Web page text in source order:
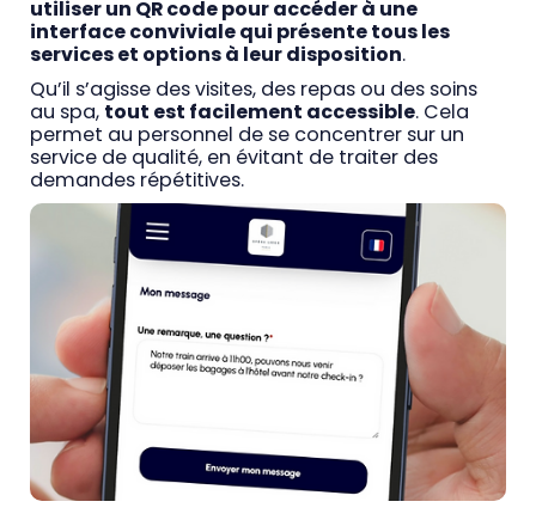
utiliser un QR code pour accéder à une
interface conviviale qui présente tous les
services et options à leur disposition.
Qu’il s’agisse des visites, des repas ou des soins
au spa, tout est facilement accessible. Cela
permet au personnel de se concentrer sur un
service de qualité, en évitant de traiter des
demandes répétitives.